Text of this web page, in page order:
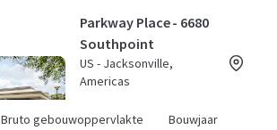
Parkway Place - 6680
Southpoint
US - Jacksonville,
Americas
Bruto gebouwoppervlakte Bouwjaar